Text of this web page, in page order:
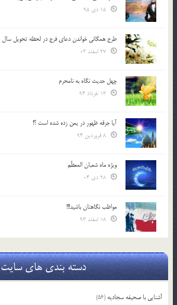
طرح همگانی خواندن دعای فرج در لحظه تحویل سال
چهل حدیث نگاه به نامحرم
آیا جرقه ظهور در یمن زده شده است ؟!
ویژه ماه شعبان المعظّم
مواظب نگاهتان باشید!!!
دسته بندی های سایت
آشنایی با صحیفه سجادیه (56)